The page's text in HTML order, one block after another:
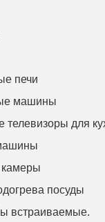
печи
машины
телевизоры для
посуды
встраиваемые.